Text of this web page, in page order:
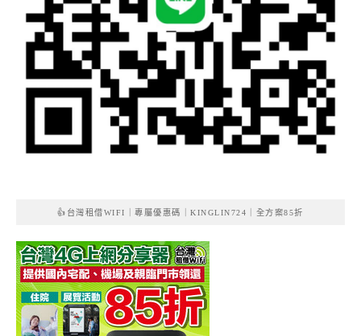
👍台灣租借WIFI｜專屬優惠碼｜KINGLIN724｜全方案85折